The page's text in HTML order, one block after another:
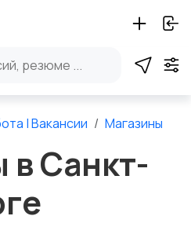
| Вакансии Магазины
в Санкт-